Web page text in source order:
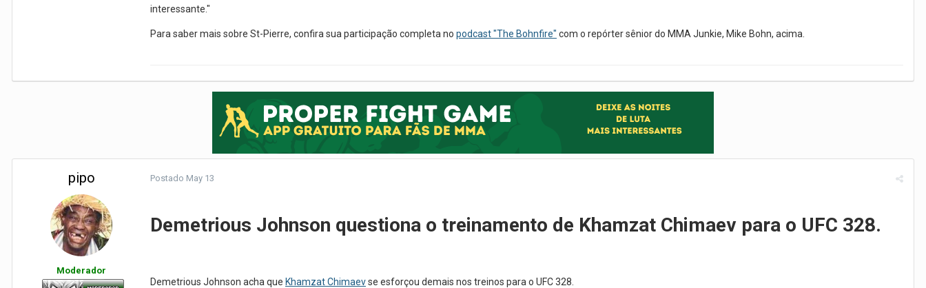
interessante."
Para saber mais sobre St-Pierre, confira sua participação completa no podcast "The Bohnfire" com o repórter sênior do MMA Junkie, Mike Bohn, acima.
pipo
Moderador
Postado May 13
Demetrious Johnson questiona o treinamento de Khamzat Chimaev para o UFC 328.
Demetrious Johnson acha que Khamzat Chimaevse esforçou demais nos treinos para o UFC 328.